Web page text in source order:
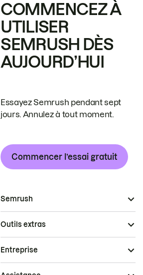
COMMENCEZ À
UTILISER
SEMRUSH DÈS
AUJOURD’HUI
Essayez Semrush pendant sept
jours. Annulez à tout moment.
Commencer l’essai gratuit
Semrush
Outils extras
Entreprise